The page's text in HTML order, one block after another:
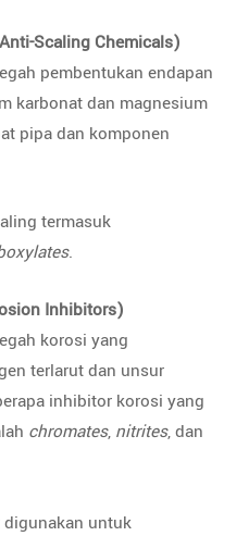
Scaling Chemicals)
pembentukan endapan
karbonat dan magnesium
pipa dan komponen
termasuk
.
Inhibitors)
korosi yang
terlarut dan unsur
inhibitor korosi yang
chromates, nitrites, dan
untuk